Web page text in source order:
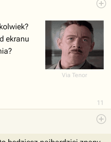
11
Via Tenor
ekranu